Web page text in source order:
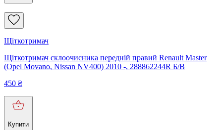
Щіткотримач
Щіткотримач склоочисника передній правий Renault Master
(Opel Movano, Nissan NV400) 2010 -, 288862244R Б/В
450 ₴
Купити